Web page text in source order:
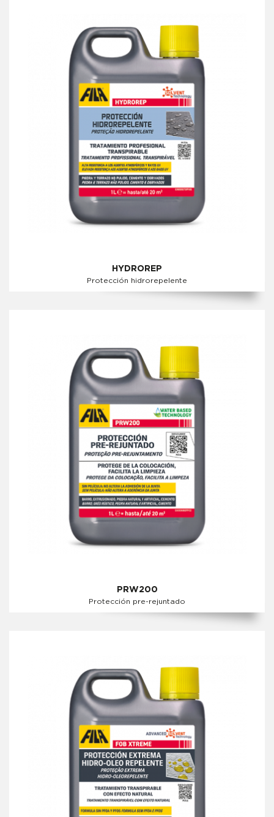
HYDROREP
Protección hidrorepelente
PRW200
Protección pre-rejuntado